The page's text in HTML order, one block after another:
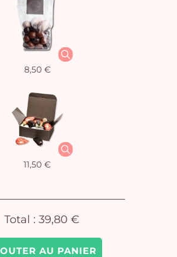
AU PANIER
8,50 €
11,50 €
Total : 39,80 €